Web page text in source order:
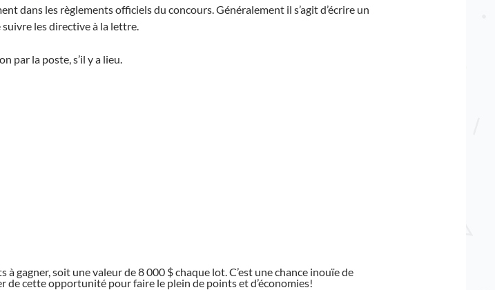
dans les règlements officiels du concours. Généralement il s’agit d’écrire un
les directive à la lettre.
par la poste, s’il y a lieu.
gagner, soit une valeur de 8 000 $ chaque lot. C’est une chance inouïe de
de cette opportunité pour faire le plein de points et d’économies!